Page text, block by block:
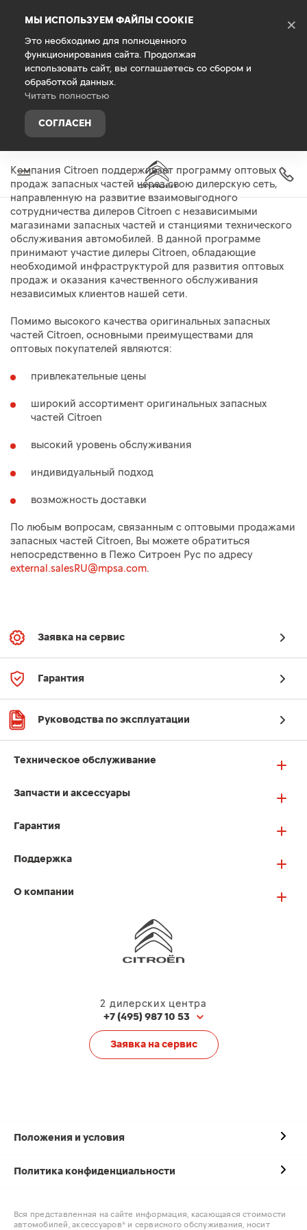
МЫ ИСПОЛЬЗУЕМ ФАЙЛЫ COOKIE
Это необходимо для полноценного
функционирования сайта. Продолжая
использовать сайт, вы соглашаетесь со сбором и
обработкой данных.
Читать полностью
СОГЛАСЕН
×
Главная Запасные части и аксессуары
Оптовые продажи запасных
частей CITROEN
Компания Citroen поддерживает программу оптовых
продаж запасных частей через свою дилерскую сеть,
направленную на развитие взаимовыгодного
сотрудничества дилеров Citroen с независимыми
магазинами запасных частей и станциями технического
обслуживания автомобилей. В данной программе
принимают участие дилеры Citroen, обладающие
необходимой инфраструктурой для развития оптовых
продаж и оказания качественного обслуживания
независимых клиентов нашей сети.
Помимо высокого качества оригинальных запасных
частей Citroen, основными преимуществами для
оптовых покупателей являются:
привлекательные цены
широкий ассортимент оригинальных запасных
частей Citroen
высокий уровень обслуживания
индивидуальный подход
возможность доставки
По любым вопросам, связанным с оптовыми продажами
запасных частей Citroen, Вы можете обратиться
непосредственно в Пежо Ситроен Рус по адресу
external.salesRU@mpsa.com.
Заявка на сервис
Гарантия
Руководства по эксплуатации
Техническое обслуживание
Запчасти и аксессуары
Гарантия
Поддержка
О компании
2 дилерских центра
+7 (495) 987 10 53
Заявка на сервис
Положения и условия
Политика конфиденциальности
Вся представленная на сайте информация, касающаяся стоимости
автомобилей, аксессуаров* и сервисного обслуживания, носит